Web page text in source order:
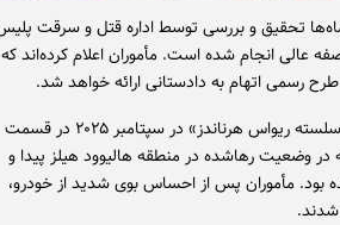
تحقیق و بررسی توسط اداره قتل و سرقت
انجام شده است. مأموران اعلام کرده‌اند که
طرح رسمی اتهام به دادستانی ارائه خواهد شد.
بر اساس گزارش‌ها، جسد دختر نوجوان به نام «سلسته ریواس هرناندز» در سپتامبر ۲۰۲۵ در قسمت
وضعیت رهاشده در منطقه هالیوود هیلز پیدا و
مأموران پس از احساس بوی شدید از خودرو،
شدند.